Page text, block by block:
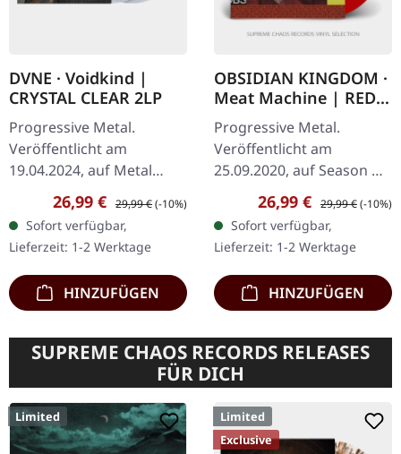
DVNE · Voidkind |
CRYSTAL CLEAR 2LP
Progressive Metal.
Veröffentlicht am
19.04.2024, auf Metal
Blade Records. Crystal
Clear Doppel-Vinyl,
limitiert auf 300
Exemplare. Die
schottische…
Verkaufspreis:
26,99 € Regulärer Preis:
29,99 €(-10%)
Sofort verfügbar,
Lieferzeit: 1-2 Werktage
HINZUFÜGEN
OBSIDIAN KINGDOM ·
Meat Machine | RED
2LP
Progressive Metal.
Veröffentlicht am
25.09.2020, auf Season Of
Mist. Rotes Doppel-Vinyl
in Gatefold-Cover.
Limitiert auf 350
Exemplare. Obsidian…
Verkaufspreis:
26,99 € Regulärer Preis:
29,99 €(-10%)
Sofort verfügbar,
Lieferzeit: 1-2 Werktage
HINZUFÜGEN
SUPREME CHAOS RECORDS RELEASES
FÜR DICH
Limited
Limited
Exclusive